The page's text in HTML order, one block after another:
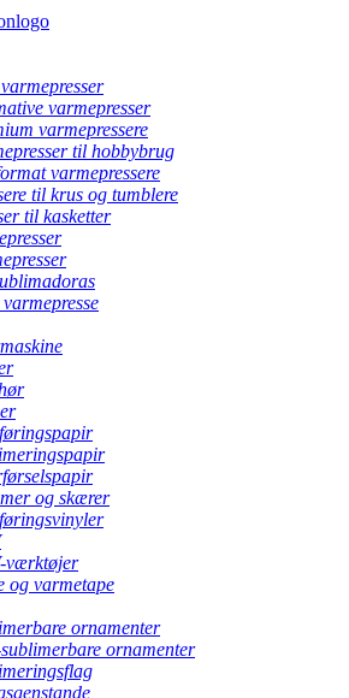
varmepresser
varmepressere
til hobbybrug
varmepressere
til krus og tumblere
til kasketter
og skærer
værktøjer
og varmetape
ornamenter
ornamenter